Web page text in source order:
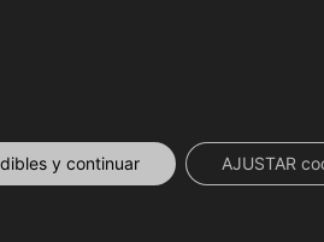
y continuar AJUSTAR